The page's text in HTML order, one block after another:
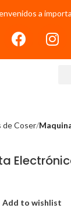
a
de Coser
Add to wishlist